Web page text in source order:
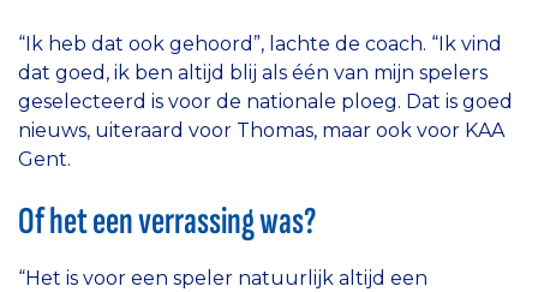
“Ik heb dat ook gehoord”, lachte de coach. “Ik vind
dat goed, ik ben altijd blij als één van mijn spelers
geselecteerd is voor de nationale ploeg. Dat is goed
nieuws, uiteraard voor Thomas, maar ook voor KAA
Gent.
Of het een verrassing was?
“Het is voor een speler natuurlijk altijd een